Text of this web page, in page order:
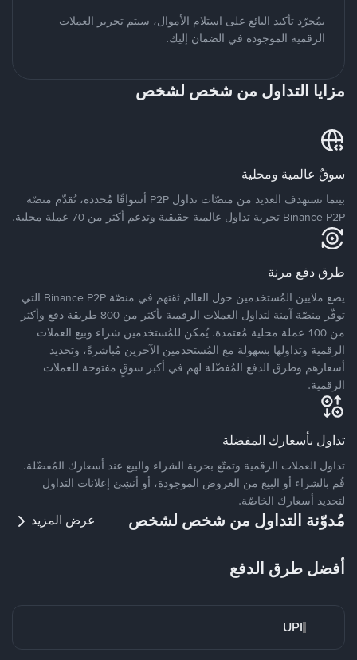
بمُجرّد تأكيد البائع على استلام الأموال، سيتم تحرير العملات
الرقمية الموجودة في الضمان إليك.
مزايا التداول من شخص لشخص
سوقٌ عالمية ومحلية
بينما تستهدف العديد من منصّات تداول P2P أسواقًا مُحددة، تُقدّم منصّة
Binance P2P تجربة تداول عالمية حقيقية وتدعم أكثر من 70 عملة محلية.
طرق دفع مرنة
يضع ملايين المُستخدمين حول العالم ثقتهم في منصّة Binance P2P التي
توفّر منصّة آمنة لتداول العملات الرقمية بأكثر من 800 طريقة دفع وأكثر
من 100 عملة محلية مُعتمدة. يُمكن للمُستخدمين شراء وبيع العملات
الرقمية وتداولها بسهولة مع المُستخدمين الآخرين مُباشرةً، وتحديد
أسعارهم وطرق الدفع المُفضّلة لهم في أكبر سوقٍ مفتوحة للعملات
الرقمية.
تداول بأسعارك المفضلة
تداول العملات الرقمية وتمتّع بحرية الشراء والبيع عند أسعارك المُفضّلة.
قُم بالشراء أو البيع من العروض الموجودة، أو أنشِئ إعلانات التداول
لتحديد أسعارك الخاصّة.
مُدوّنة التداول من شخص لشخص عرض المزيد
أفضل طرق الدفع
UPI